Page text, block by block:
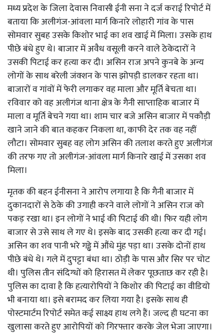
मध्य प्रदेश के जिला देवास निवासी ईनी सना ने दर्ज कराई रिपोर्ट में
बताया कि अलीगंज-आंवला मार्ग किनारे लोहारी गांव के पास
सोमवार सुबह उसके किशोर भाई का शव खाई में मिला। उसके हाथ
पीछे बंधे हुए थे। बाजार में अवैध वसूली करने वाले ठेकेदारों ने
उसकी पिटाई कर हत्या कर दी। असिन राज अपने कुनबे के अन्य
लोगों के साथ बरेली जंक्शन के पास झोपड़ी डालकर रहता था।
बाजारों व गांवों में फेरी लगाकर वह माला और मूर्ति बेचता था।
रविवार को वह अलीगंज थाना क्षेत्र के गैनी साप्ताहिक बाजार में
माला व मूर्ति बेचने गया था। शाम चार बजे असिन बाजार में पकौड़ी
खाने जाने की बात कहकर निकला था, काफी देर तक वह नहीं
लौटा। सोमवार सुबह वह लोग असिन की तलाश करते हुए अलीगंज
की तरफ गए तो अलीगंज-आंवला मार्ग किनारे खाई में उसका शव
मिला।
मृतक की बहन ईनीसना ने आरोप लगाया है कि गैनी बाजार में
दुकानदारों से ठेके की उगाही करने वाले लोगों ने असिन राज को
पकड़ रखा था। इन लोगों ने भाई की पिटाई की थी। फिर यही लोग
बाजार से उसे साथ ले गए थे। इसके बाद उसकी हत्या कर दी गई।
असिन का शव पानी भरे गड्ढे में औंधे मुंह पड़ा था। उसके दोनों हाथ
पीछे बंधे थे। गले में दुपट्टा बंधा था। ठोड़ी के पास और सिर पर चोट
थी। पुलिस तीन संदिग्धों को हिरासत में लेकर पूछताछ कर रही है।
पुलिस का दावा है कि हत्यारोपियों ने किशोर की पिटाई का वीडियो
भी बनाया था। इसे बरामद कर लिया गया है। इसके साथ ही
पोस्टमार्टम रिपोर्ट समेत कई साक्ष्य हाथ लगे हैं। जल्द ही घटना का
खुलासा करते हुए आरोपियों को गिरफ्तार करके जेल भेजा जाएगा।